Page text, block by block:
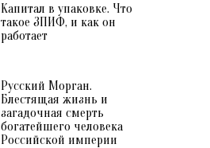
Капитал в упаковке. Что
такое ЗПИФ, и как он
работает
Русский Морган.
Блестящая жизнь и
загадочная смерть
богатейшего человека
Российской империи